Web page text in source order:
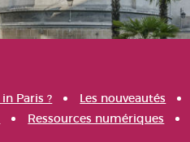
Paris ? Les nouveautés
Ressources numériques